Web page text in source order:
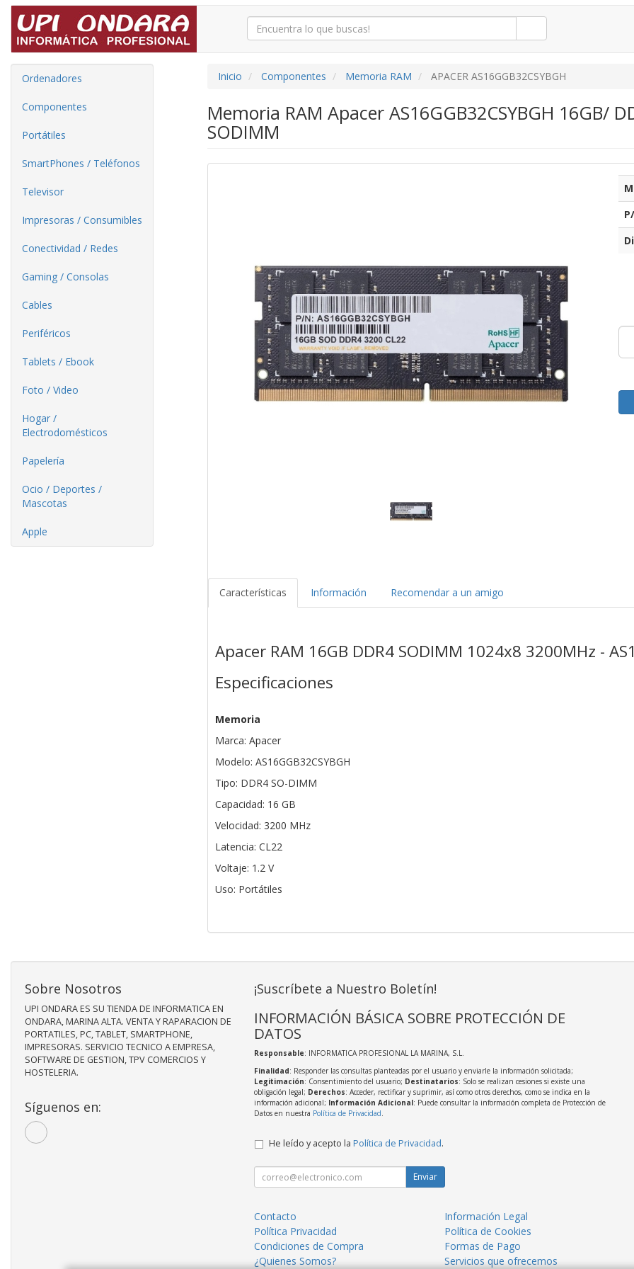
Ordenadores
Componentes
Portátiles
SmartPhones / Teléfonos
Televisor
Impresoras / Consumibles
Conectividad / Redes
Gaming / Consolas
Cables
Periféricos
Tablets / Ebook
Foto / Video
Hogar /
Electrodomésticos
Papelería
Ocio / Deportes /
Mascotas
Apple
Inicio Componentes Memoria RAM APACER AS16GGB32CSYBGH
Memoria RAM Apacer AS16GGB32CSYBGH 16GB/
SODIMM
Características Información Recomendar a un amigo
Apacer RAM 16GB DDR4 SODIMM 1024x8 3200MHz -
Especificaciones
Memoria
Marca: Apacer
Modelo: AS16GGB32CSYBGH
Tipo: DDR4 SO-DIMM
Capacidad: 16 GB
Velocidad: 3200 MHz
Latencia: CL22
Voltaje: 1.2 V
Uso: Portátiles
Sobre Nosotros
UPI ONDARA ES SU TIENDA DE INFORMATICA EN
ONDARA, MARINA ALTA. VENTA Y RAPARACION DE
PORTATILES, PC, TABLET, SMARTPHONE,
IMPRESORAS. SERVICIO TECNICO A EMPRESA,
SOFTWARE DE GESTION, TPV COMERCIOS Y
HOSTELERIA.
Síguenos en:
¡Suscríbete a Nuestro Boletín!
INFORMACIÓN BÁSICA SOBRE PROTECCIÓN DE
DATOS
Responsable: INFORMATICA PROFESIONAL LA MARINA, S.L.
Finalidad: Responder las consultas planteadas por el usuario y enviarle la información solicitada;
Legitimación: Consentimiento del usuario; Destinatarios: Solo se realizan cesiones si existe una
obligación legal; Derechos: Acceder, rectificar y suprimir, así como otros derechos, como se indica en la
información adicional; Información Adicional: Puede consultar la información completa de Protección de
Datos en nuestra Política de Privacidad.
He leído y acepto la Política de Privacidad.
Enviar
Contacto
Información Legal
Política Privacidad
Política de Cookies
Condiciones de Compra
Formas de Pago
¿Quienes Somos?
Servicios que ofrecemos